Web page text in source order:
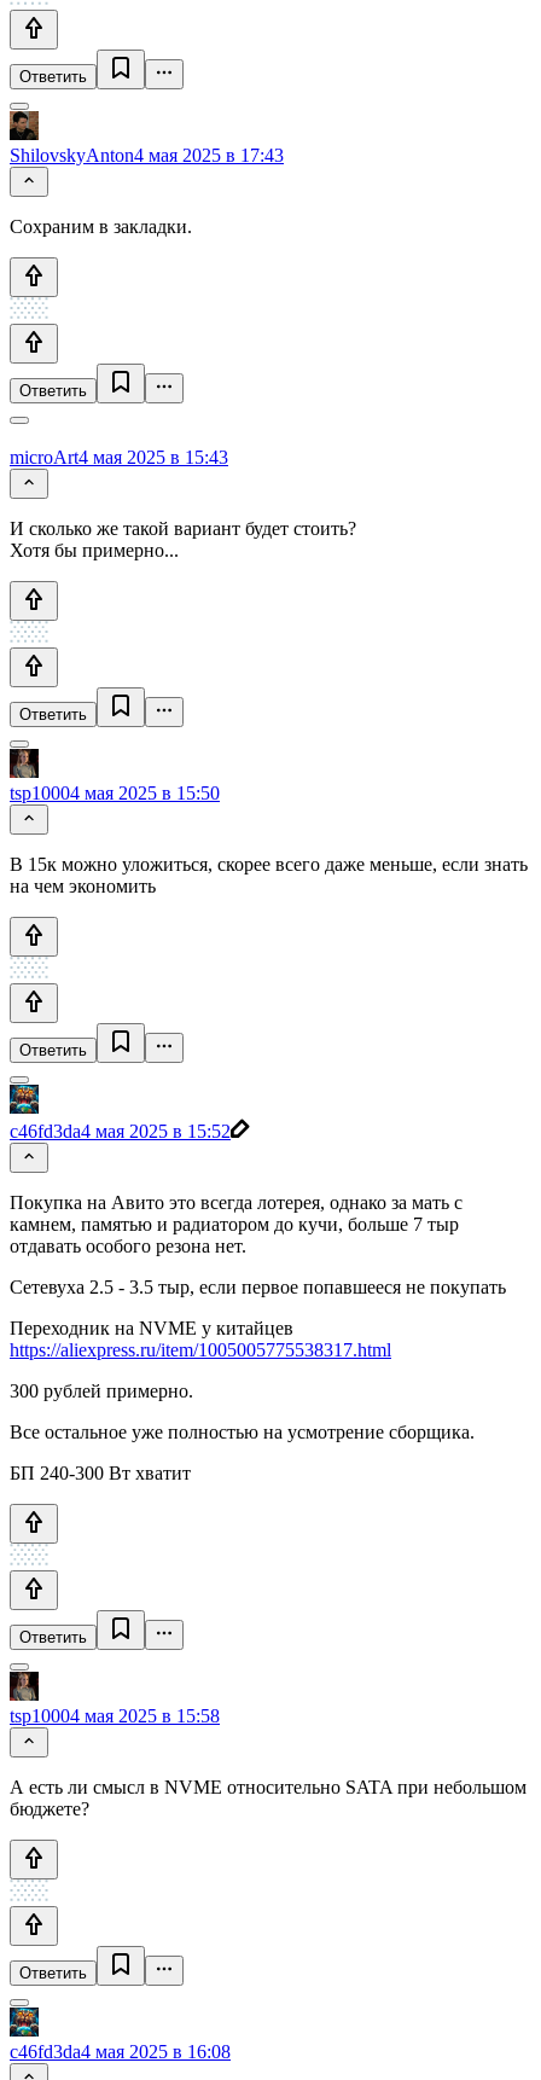
Ответить
ShilovskyAnton4 мая 2025 в 17:43
Сохраним в закладки.
Ответить
microArt4 мая 2025 в 15:43
И сколько же такой вариант будет стоить?
Хотя бы примерно...
Ответить
tsp10004 мая 2025 в 15:50
В 15к можно уложиться, скорее всего даже меньше, если знать
на чем экономить
Ответить
c46fd3da4 мая 2025 в 15:52
Покупка на Авито это всегда лотерея, однако за мать с
камнем, памятью и радиатором до кучи, больше 7 тыр
отдавать особого резона нет.
Сетевуха 2.5 - 3.5 тыр, если первое попавшееся не покупать
Переходник на NVME у китайцев
https://aliexpress.ru/item/1005005775538317.html
300 рублей примерно.
Все остальное уже полностью на усмотрение сборщика.
БП 240-300 Вт хватит
Ответить
tsp10004 мая 2025 в 15:58
А есть ли смысл в NVME относительно SATA при небольшом
бюджете?
Ответить
c46fd3da4 мая 2025 в 16:08